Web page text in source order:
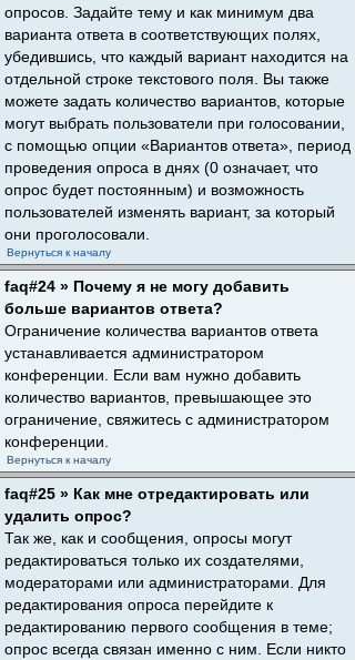
опросов. Задайте тему и как минимум два
варианта ответа в соответствующих полях,
убедившись, что каждый вариант находится на
отдельной строке текстового поля. Вы также
можете задать количество вариантов, которые
могут выбрать пользователи при голосовании,
с помощью опции «Вариантов ответа», период
проведения опроса в днях (0 означает, что
опрос будет постоянным) и возможность
пользователей изменять вариант, за который
они проголосовали.
Вернуться к началу
faq#24 » Почему я не могу добавить
больше вариантов ответа?
Ограничение количества вариантов ответа
устанавливается администратором
конференции. Если вам нужно добавить
количество вариантов, превышающее это
ограничение, свяжитесь с администратором
конференции.
Вернуться к началу
faq#25 » Как мне отредактировать или
удалить опрос?
Так же, как и сообщения, опросы могут
редактироваться только их создателями,
модераторами или администраторами. Для
редактирования опроса перейдите к
редактированию первого сообщения в теме;
опрос всегда связан именно с ним. Если никто